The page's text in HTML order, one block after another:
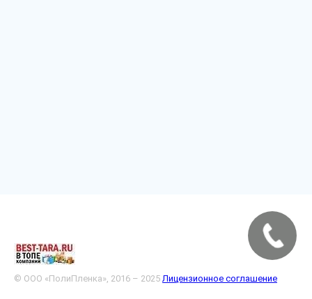
© ООО «ПолиПленка», 2016 – 2025 Лицензионное соглашение